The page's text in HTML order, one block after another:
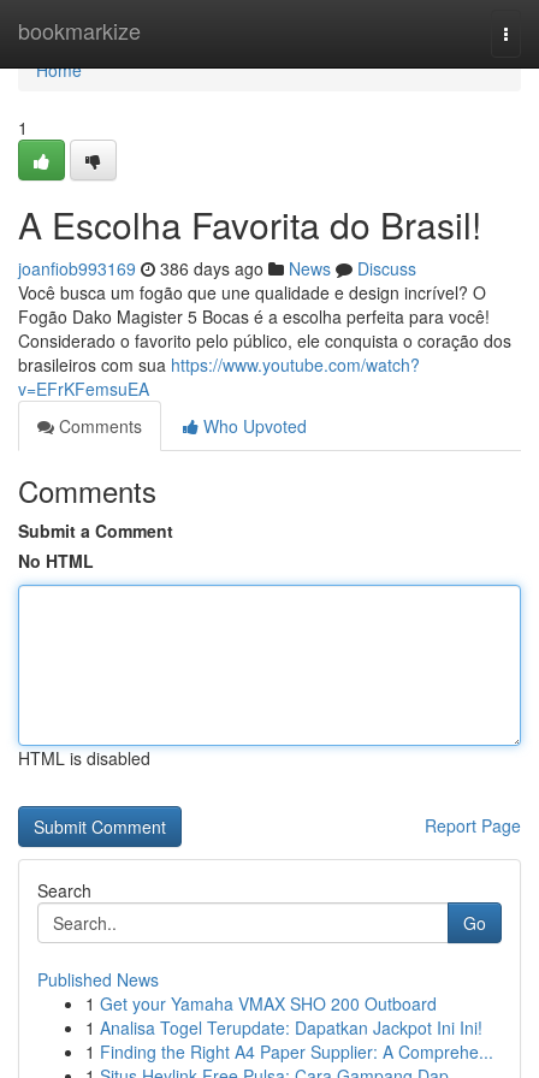
bookmarkize
Home
Home
1
A Escolha Favorita do Brasil!
joanfiob993169 386 days ago News
Discuss
Você busca um fogão que une qualidade e design incrível? O
Fogão Dako Magister 5 Bocas é a escolha perfeita para você!
Considerado o favorito pelo público, ele conquista o coração dos
brasileiros com sua https://www.youtube.com/watch?
v=EFrKFemsuEA
Comments
Who Upvoted
Comments
Submit a Comment
No HTML
HTML is disabled
Report Page
Search
Go
Published News
1 Get your Yamaha VMAX SHO 200 Outboard
1 Analisa Togel Terupdate: Dapatkan Jackpot Ini Ini!
1 Finding the Right A4 Paper Supplier: A Comprehe...